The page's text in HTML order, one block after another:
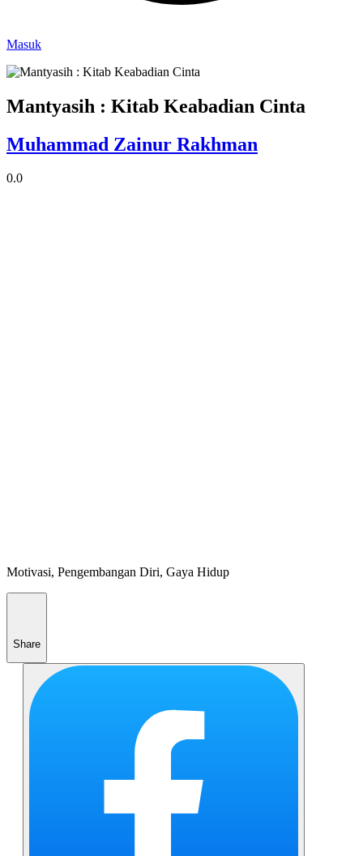
Masuk
Mantyasih : Kitab Keabadian Cinta
Muhammad Zainur Rakhman
0.0
Motivasi, Pengembangan Diri, Gaya Hidup
Share